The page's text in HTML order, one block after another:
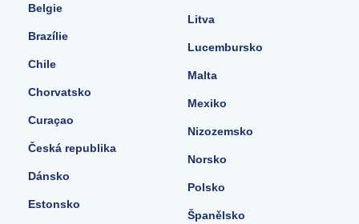
Belgie
Brazílie
Chile
Chorvatsko
Curaçao
Česká republika
Dánsko
Estonsko
Litva
Lucembursko
Malta
Mexiko
Nizozemsko
Norsko
Polsko
Španělsko